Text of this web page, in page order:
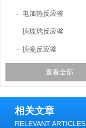
电加热反应釜
搪玻璃反应釜
搪瓷反应釜
查看全部
相关文章
RELEVANT ARTICLES